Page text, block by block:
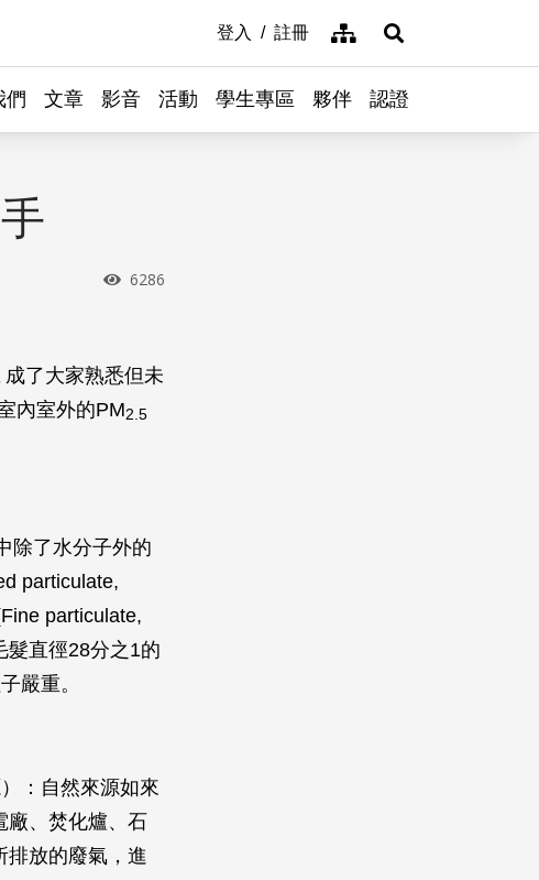
登入 註冊 網站導覽展開搜尋
們 文章 影音 活動 學生專區 夥伴 認證
瀏覽次數
6286
成了大家熟悉但未
內室外的PM2.5
除了水分子外的
particulate,
particulate,
髮直徑28分之1的
嚴重。
：自然來源如來
廠、焚化爐、石
排放的廢氣，進